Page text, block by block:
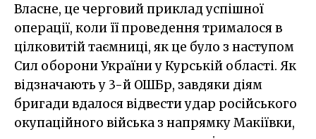
Власне, це черговий приклад успішної
операції, коли її проведення трималося в
цілковитій таємниці, як це було з наступом
Сил оборони України у Курській області. Як
відзначають у 3-й ОШБр, завдяки діям
бригади вдалося відвести удар російського
окупаційного війська з напрямку Макіївки,